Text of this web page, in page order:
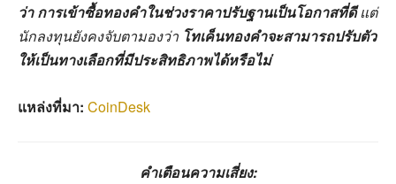
ว่า การเข้าซื้อทองคำในช่วงราคาปรับฐานเป็นโอกาสที่ดีแต่
นักลงทุนยังคงจับตามองว่า โทเค็นทองคำจะสามารถปรับตัว
ให้เป็นทางเลือกที่มีประสิทธิภาพได้หรือไม่
แหล่งที่มา: CoinDesk
คำเตือนความเสี่ยง: